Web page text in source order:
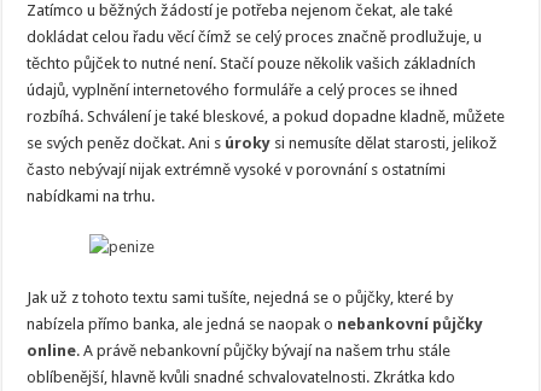
Zatímco u běžných žádostí je potřeba nejenom čekat, ale také
dokládat celou řadu věcí čímž se celý proces značně prodlužuje, u
těchto půjček to nutné není. Stačí pouze několik vašich základních
údajů, vyplnění internetového formuláře a celý proces se ihned
rozbíhá. Schválení je také bleskové, a pokud dopadne kladně, můžete
se svých peněz dočkat. Ani s úroky si nemusíte dělat starosti, jelikož
často nebývají nijak extrémně vysoké v porovnání s ostatními
nabídkami na trhu.
Jak už z tohoto textu sami tušíte, nejedná se o půjčky, které by
nabízela přímo banka, ale jedná se naopak o nebankovní půjčky
online. A právě nebankovní půjčky bývají na našem trhu stále
oblíbenější, hlavně kvůli snadné schvalovatelnosti. Zkrátka kdo